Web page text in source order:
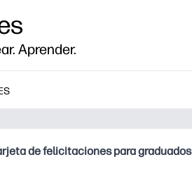
Aprender.
de felicitaciones para graduados